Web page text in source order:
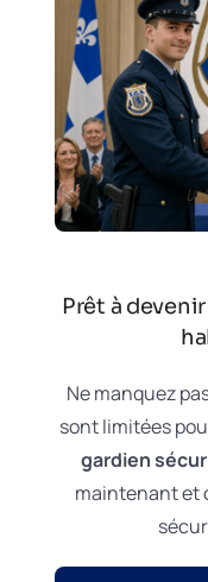
Prêt à
Ne manquez
sont limitées
gardien
maintenant et